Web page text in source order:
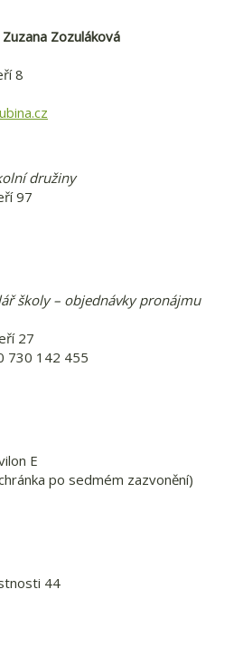
Zozuláková
8
družiny
97
školy – objednávky pronájmu
27
730 142 455
E
po sedmém zazvonění)
44